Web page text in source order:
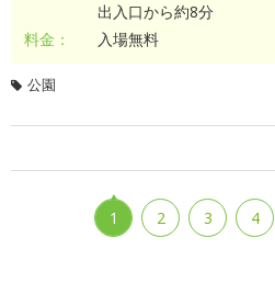
出入口から約8分
料金：
入場無料
公園
1 2 3 4